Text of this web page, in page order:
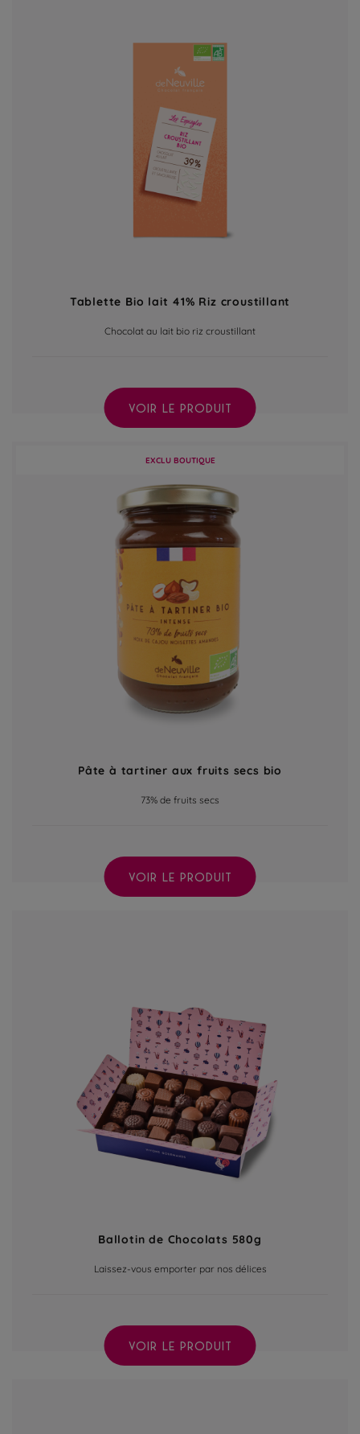
Tablette Bio lait 41% Riz croustillant
Chocolat au lait bio riz croustillant
VOIR LE PRODUIT
EXCLU BOUTIQUE
Pâte à tartiner aux fruits secs bio
73% de fruits secs
VOIR LE PRODUIT
Ballotin de Chocolats 580g
Laissez-vous emporter par nos délices
VOIR LE PRODUIT